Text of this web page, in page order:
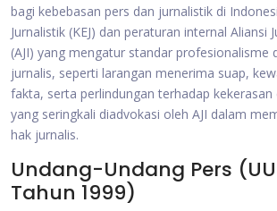
bagi kebebasan pers dan jurnalistik di
Jurnalistik (KEJ) dan peraturan internal Aliansi
(AJI) yang mengatur standar profesionalisme
jurnalis, seperti larangan menerima suap,
fakta, serta perlindungan terhadap kekerasan
yang seringkali diadvokasi oleh AJI dalam
hak jurnalis.
Undang-Undang Pers
Tahun 1999)